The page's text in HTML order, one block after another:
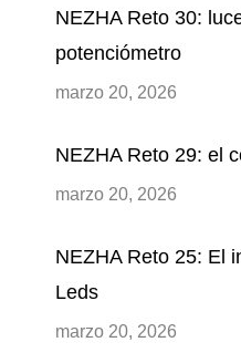
NEZHA Reto 30:
potenciómetro
marzo 20, 2026
NEZHA Reto 29: el
marzo 20, 2026
NEZHA Reto 25: El
Leds
marzo 20, 2026